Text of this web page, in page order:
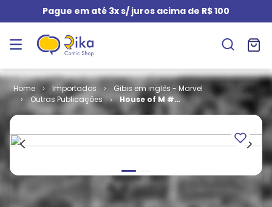
Pague em até 3x s/ juros acima de R$ 100
Importados
Gibis em inglês - Marvel
Outras Publicações
House of M #
3